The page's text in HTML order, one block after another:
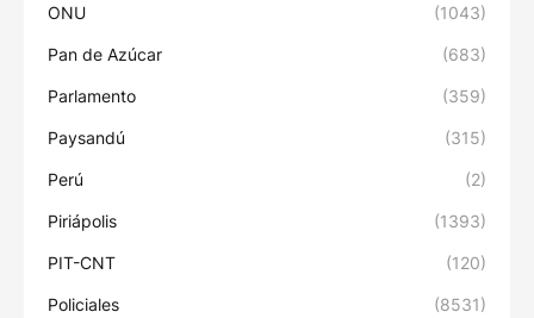
ONU (1043)
Pan de Azúcar (683)
Parlamento (359)
Paysandú (315)
Perú (2)
Piriápolis (1393)
PIT-CNT (120)
Policiales (8531)